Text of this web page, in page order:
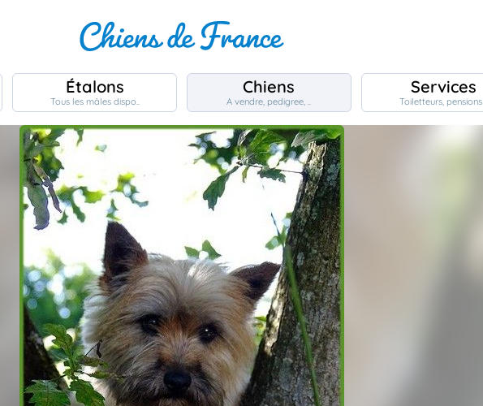
Étalons
Tous les mâles dispo..
Chiens
A vendre, pedigree, ..
Services
Toiletteurs, pensions ..